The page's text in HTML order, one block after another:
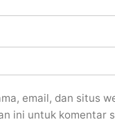
email, dan situs
ini untuk komentar